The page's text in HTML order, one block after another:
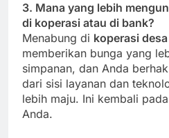
3. Mana yang lebih
di koperasi atau di bank?
Menabung di koperasi
memberikan bunga yang
simpanan, dan Anda
dari sisi layanan dan
lebih maju. Ini kembali
Anda.